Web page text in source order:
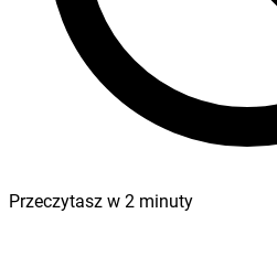
Przeczytasz w 2 minuty